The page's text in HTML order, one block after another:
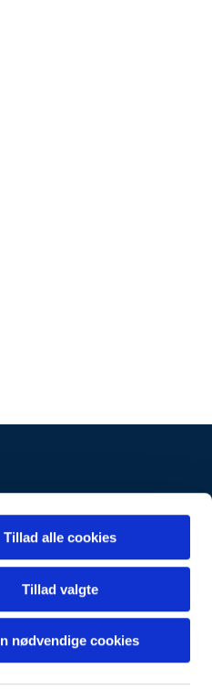
Tillad alle cookies
Tillad valgte
nødvendige cookies